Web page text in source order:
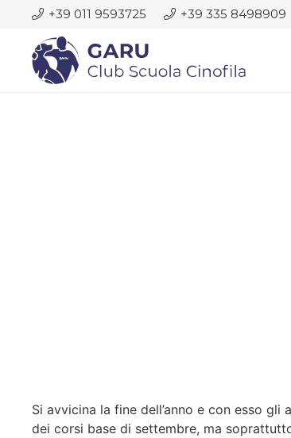
+39 011 9593725 +39 335 8498909
Si avvicina la fine dell’anno e con esso
dei corsi base di settembre, ma